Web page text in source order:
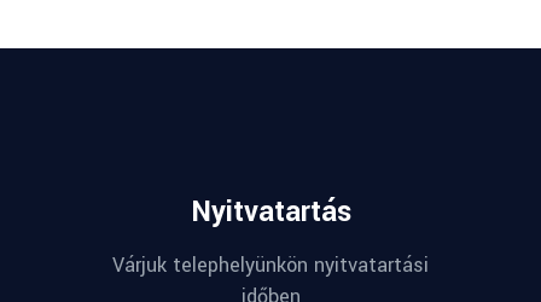
Nyitvatartás
Várjuk telephelyünkön nyitvatartási